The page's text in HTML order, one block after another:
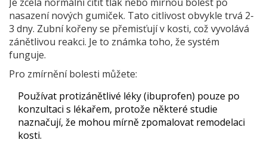
nasazení nových gumiček. Tato citlivost obvykle trvá 2-
3 dny. Zubní kořeny se přemisťují v kosti, což vyvolává
zánětlivou reakci. Je to známka toho, že systém
funguje.
Pro zmírnění bolesti můžete:
Používat protizánětlivé léky (ibuprofen) pouze po
konzultaci s lékařem, protože některé studie
naznačují, že mohou mírně zpomalovat remodelaci
kosti.